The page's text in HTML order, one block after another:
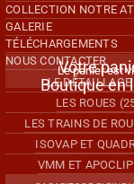
COLLECTION NOTRE
GALERIE
TÉLÉCHARGEMENTS
NOUS CONTACTER
Votre
Le panier est
Boutique en
LE
LES ROUES
LES TRAINS DE
ISOVAP ET
VMM ET